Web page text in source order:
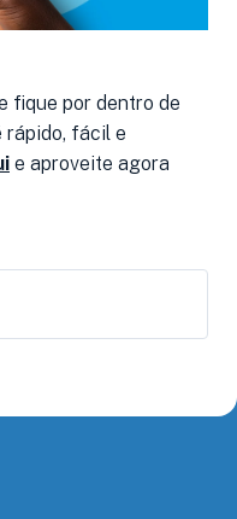
fique por dentro de
rápido, fácil e
e aproveite agora